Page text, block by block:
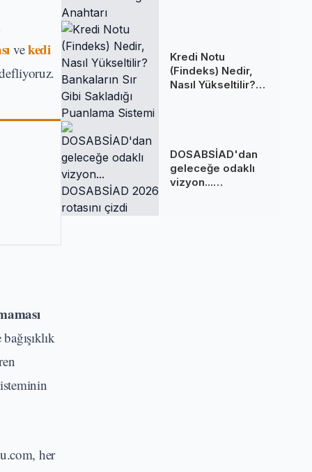
vekedi
her
Kredi Notu
(Findeks) Nedir,
Nasıl Yükseltilir?
DOSABSİAD'dan
geleceğe odaklı
vizyon...